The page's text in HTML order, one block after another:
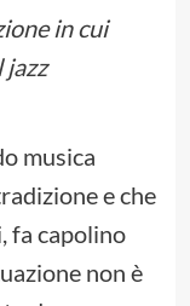
in cui
jazz
musica
e che
fa capolino
non è